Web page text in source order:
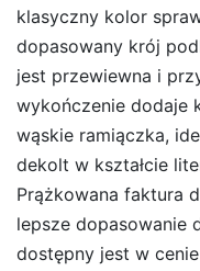
klasyczny kolor
dopasowany krój
jest przewiewna i
wykończenie dodaje
wąskie ramiączka,
dekolt w kształcie
Prążkowana faktura
lepsze dopasowanie
dostępny jest w